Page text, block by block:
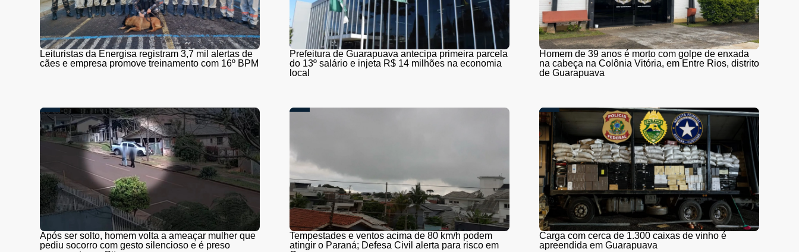
Leituristas da Energisa registram 3,7 mil alertas de
cães e empresa promove treinamento com 16º BPM
Prefeitura de Guarapuava antecipa primeira parcela
do 13º salário e injeta R$ 14 milhões na economia
local
Homem de 39 anos é morto com golpe de enxada
na cabeça na Colônia Vitória, em Entre Rios, distrito
de Guarapuava
Após ser solto, homem volta a ameaçar mulher que
pediu socorro com gesto silencioso e é preso
Tempestades e ventos acima de 80 km/h podem
atingir o Paraná; Defesa Civil alerta para risco em
Carga com cerca de 1.300 caixas de vinho é
apreendida em Guarapuava